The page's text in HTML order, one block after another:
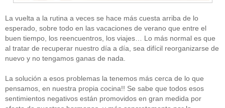
La vuelta a la rutina a veces se hace más cuesta arriba de lo
esperado, sobre todo en las vacaciones de verano que entre el
buen tiempo, los reencuentros, los viajes… Lo más normal es que
al tratar de recuperar nuestro día a día, sea difícil reorganizarse de
nuevo y no tengamos ganas de nada.
La solución a esos problemas la tenemos más cerca de lo que
pensamos, en nuestra propia cocina!! Se sabe que todos esos
sentimientos negativos están promovidos en gran medida por